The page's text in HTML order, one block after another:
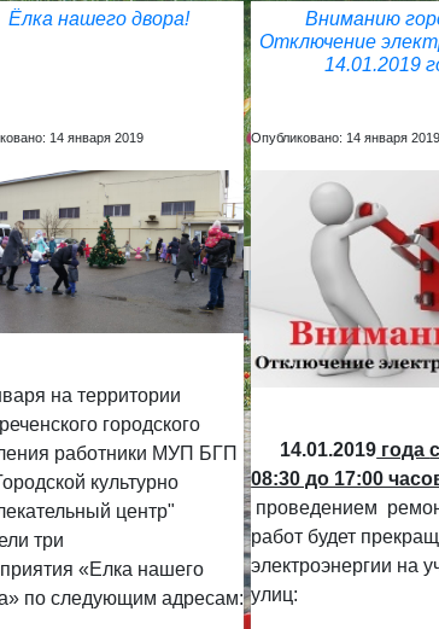
Ёлка нашего двора!
14 января 2019
на территории
городского
работники МУП БГП
культурно
центр"
три
«Елка нашего
по следующим адресам:
Вниманию
Отключение
14.01.2019
Опубликовано: 14 января 2019
14.01.2019 года
08:30 до 17:00
проведением
работ будет
электроэнергии на
улиц: